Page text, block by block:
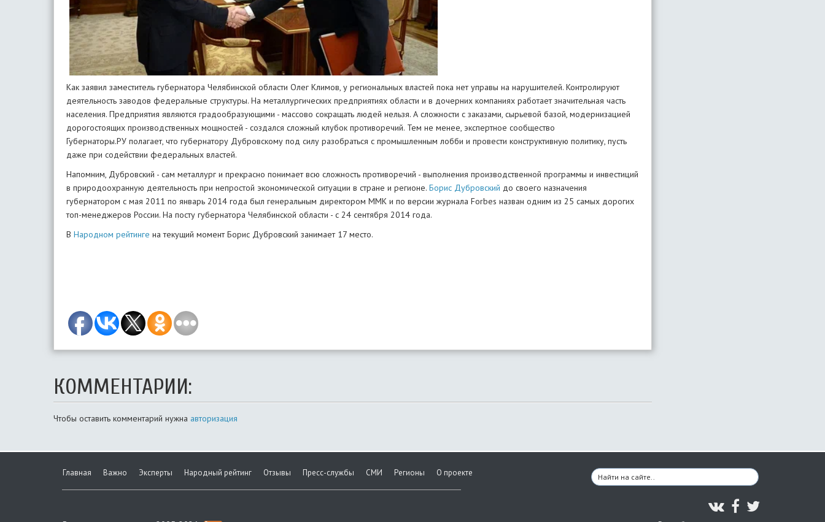
Как заявил заместитель губернатора Челябинской области Олег Климов, у региональных властей пока нет управы на нарушителей. Контролируют
деятельность заводов федеральные структуры. На металлургических предприятиях области и в дочерних компаниях работает значительная часть
населения. Предприятия являются градообразующими - массово сокращать людей нельзя. А сложности с заказами, сырьевой базой, модернизацией
дорогостоящих производственных мощностей - создался сложный клубок противоречий. Тем не менее, экспертное сообщество
Губернаторы.РУ полагает, что губернатору Дубровскому под силу разобраться с промышленным лобби и провести конструктивную политику, пусть
даже при содействии федеральных властей.
Напомним, Дубровский - сам металлург и прекрасно понимает всю сложность противоречий - выполнения производственной программы и инвестиций
в природоохранную деятельность при непростой экономической ситуации в стране и регионе. Борис Дубровский до своего назначения
губернатором с мая 2011 по январь 2014 года был генеральным директором ММК и по версии журнала Forbes назван одним из 25 самых дорогих
топ-менеджеров России. На посту губернатора Челябинской области - с 24 сентября 2014 года.
В Народном рейтинге на текущий момент Борис Дубровский занимает 17 место.
КОММЕНТАРИИ:
Чтобы оставить комментарий нужна авторизация
Главная Важно Эксперты Народный рейтинг Отзывы Пресс-службы СМИ Регионы О проекте